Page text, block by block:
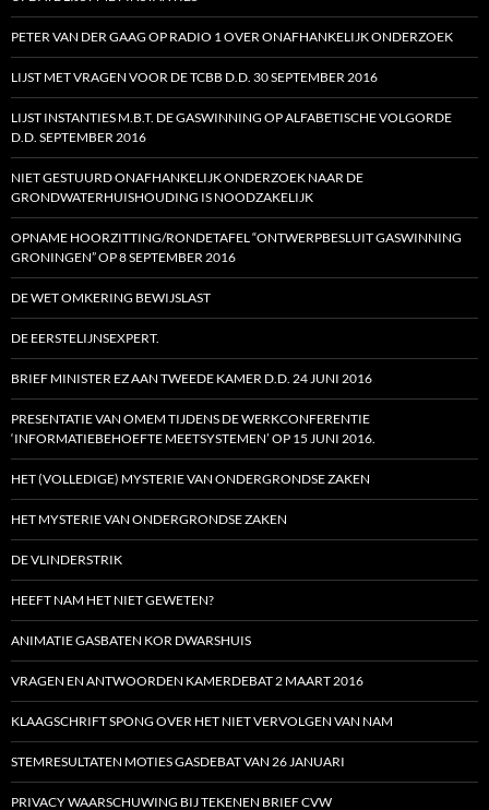
PETER VAN DER GAAG OP RADIO 1 OVER ONAFHANKELIJK ONDERZOEK
LIJST MET VRAGEN VOOR DE TCBB D.D. 30 SEPTEMBER 2016
LIJST INSTANTIES M.B.T. DE GASWINNING OP ALFABETISCHE VOLGORDE
D.D. SEPTEMBER 2016
NIET GESTUURD ONAFHANKELIJK ONDERZOEK NAAR DE
GRONDWATERHUISHOUDING IS NOODZAKELIJK
OPNAME HOORZITTING/RONDETAFEL “ONTWERPBESLUIT GASWINNING
GRONINGEN” OP 8 SEPTEMBER 2016
DE WET OMKERING BEWIJSLAST
DE EERSTELIJNSEXPERT.
BRIEF MINISTER EZ AAN TWEEDE KAMER D.D. 24 JUNI 2016
PRESENTATIE VAN OMEM TIJDENS DE WERKCONFERENTIE
‘INFORMATIEBEHOEFTE MEETSYSTEMEN’ OP 15 JUNI 2016.
HET (VOLLEDIGE) MYSTERIE VAN ONDERGRONDSE ZAKEN
HET MYSTERIE VAN ONDERGRONDSE ZAKEN
DE VLINDERSTRIK
HEEFT NAM HET NIET GEWETEN?
ANIMATIE GASBATEN KOR DWARSHUIS
VRAGEN EN ANTWOORDEN KAMERDEBAT 2 MAART 2016
KLAAGSCHRIFT SPONG OVER HET NIET VERVOLGEN VAN NAM
STEMRESULTATEN MOTIES GASDEBAT VAN 26 JANUARI
PRIVACY WAARSCHUWING BIJ TEKENEN BRIEF CVW